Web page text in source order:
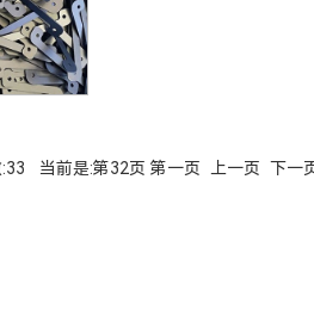
当前是:第32页第一页 上一页 下一